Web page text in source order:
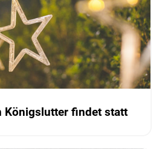
Königslutter findet statt